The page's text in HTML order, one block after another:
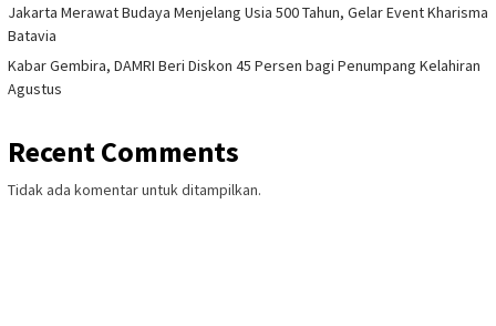
Jakarta Merawat Budaya Menjelang Usia 500 Tahun, Gelar Event Kharisma
Batavia
Kabar Gembira, DAMRI Beri Diskon 45 Persen bagi Penumpang Kelahiran
Agustus
Recent Comments
Tidak ada komentar untuk ditampilkan.